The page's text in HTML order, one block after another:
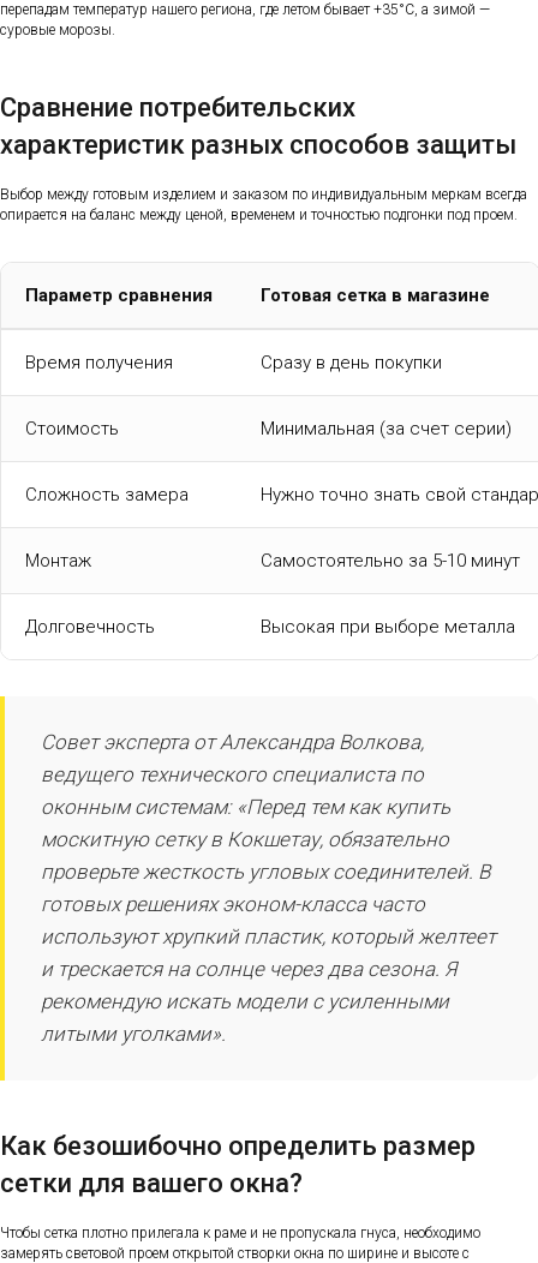
перепадам температур нашего региона, где летом бывает +35°C, а зимой —
суровые морозы.
Сравнение потребительских
характеристик разных способов защиты
Выбор между готовым изделием и заказом по индивидуальным меркам всегда
опирается на баланс между ценой, временем и точностью подгонки под проем.
Параметр сравнения Готовая сетка в магазине
Время получения Сразу в день покупки
Стоимость Минимальная (за счет серии)
Сложность замера Нужно точно знать свой
Монтаж Самостоятельно за 5-10 минут
Долговечность Высокая при выборе металла
Совет эксперта от Александра Волкова,
ведущего технического специалиста по
оконным системам: «Перед тем как купить
москитную сетку в Кокшетау, обязательно
проверьте жесткость угловых соединителей. В
готовых решениях эконом-класса часто
используют хрупкий пластик, который желтеет
и трескается на солнце через два сезона. Я
рекомендую искать модели с усиленными
литыми уголками».
Как безошибочно определить размер
сетки для вашего окна?
Чтобы сетка плотно прилегала к раме и не пропускала гнуса, необходимо
замерять световой проем открытой створки окна по ширине и высоте с